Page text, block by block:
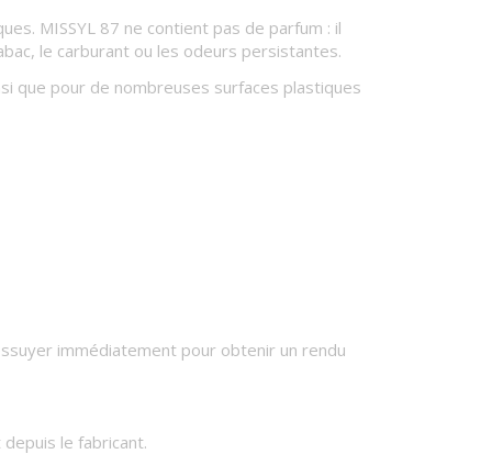
MISSYL 87 ne contient pas de parfum : il
le carburant ou les odeurs persistantes.
que pour de nombreuses surfaces plastiques
immédiatement pour obtenir un rendu
le fabricant.